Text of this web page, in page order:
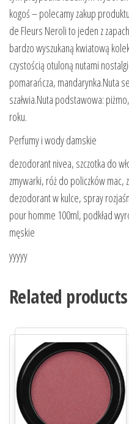
kogoś – polecamy zakup
de Fleurs Neroli to jeden z
bardzo wyszukaną kwiatową
czystością otuloną nutami
pomarańcza, mandarynka.Nuta
szałwia.Nuta podstawowa:
roku.
Perfumy i wody damskie
dezodorant nivea, szczotka do
zmywarki, róż do policzków
dezodorant w kulce, spray
pour homme 100ml, podkład
męskie
yyyyy
Related products